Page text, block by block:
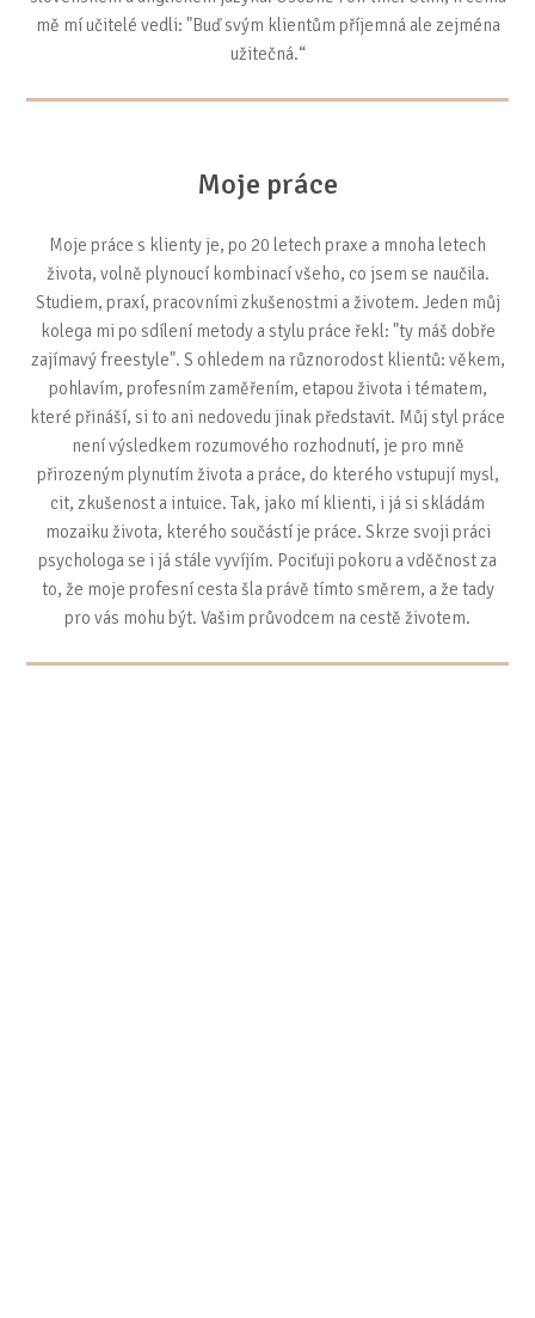
mě mí učitelé vedli: "Buď svým klientům příjemná ale zejména
užitečná.“
Moje práce
Moje práce s klienty je, po 20 letech praxe a mnoha letech
života, volně plynoucí kombinací všeho, co jsem se naučila.
Studiem, praxí, pracovními zkušenostmi a životem. Jeden můj
kolega mi po sdílení metody a stylu práce řekl: "ty máš dobře
zajímavý freestyle". S ohledem na různorodost klientů: věkem,
pohlavím, profesním zaměřením, etapou života i tématem,
které přináší, si to ani nedovedu jinak představit. Můj styl práce
není výsledkem rozumového rozhodnutí, je pro mně
přirozeným plynutím života a práce, do kterého vstupují mysl,
cit, zkušenost a intuice. Tak, jako mí klienti, i já si skládám
mozaiku života, kterého součástí je práce. Skrze svoji práci
psychologa se i já stále vyvíjím. Pociťuji pokoru a vděčnost za
to, že moje profesní cesta šla právě tímto směrem, a že tady
pro vás mohu být. Vašim průvodcem na cestě životem.